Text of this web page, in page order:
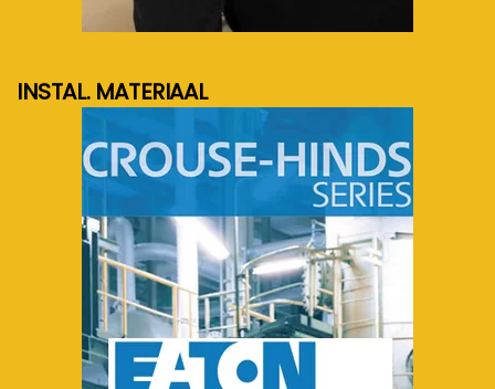
meer info...
INSTAL. MATERIAAL